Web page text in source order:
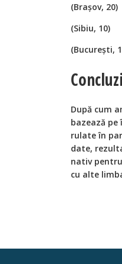
(Brașov, 20)
(Sibiu, 10)
(București,
După cum
bazează
rulate în
date,
nativ
cu alte